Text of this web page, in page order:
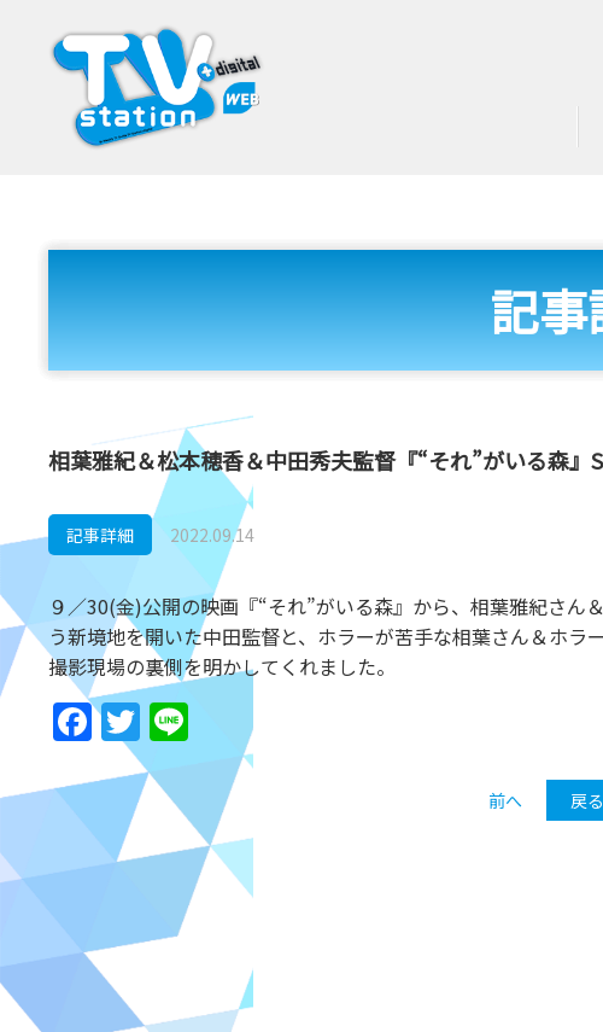
記事
相葉雅紀＆松本穂香＆中田秀夫監督『“それ”がいる森
記事詳細 2022.09.14
９／30(金)公開の映画『“それ”がいる森』から、相葉雅紀さ
う新境地を開いた中田監督と、ホラーが苦手な相葉さん＆ホ
撮影現場の裏側を明かしてくれました。
Facebook
Twitter
Line
前へ 戻る